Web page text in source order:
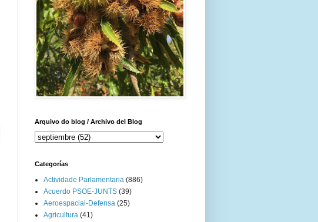
Arquivo do blog / Archivo del Blog
Categorías
Actividade Parlamentaria (886)
Acuerdo PSOE-JUNTS (39)
Aeroespacial-Defensa (25)
Agricultura (41)